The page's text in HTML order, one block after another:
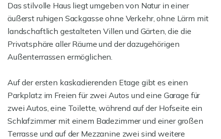
Das stilvolle Haus liegt umgeben von Natur in einer
äußerst ruhigen Sackgasse ohne Verkehr, ohne Lärm mit
landschaftlich gestalteten Villen und Gärten, die die
Privatsphäre aller Räume und der dazugehörigen
Außenterrassen ermöglichen.
Auf der ersten kaskadierenden Etage gibt es einen
Parkplatz im Freien für zwei Autos und eine Garage für
zwei Autos, eine Toilette, während auf der Hofseite ein
Schlafzimmer mit einem Badezimmer und einer großen
Terrasse und auf der Mezzanine zwei sind weitere